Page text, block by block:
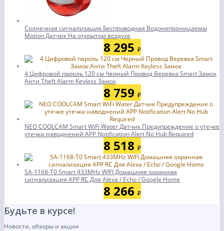
Солнечная сигнализация Беспроводная Водонепроницаемы
Motion Датчик На открытом воздухе
8 295 ₽
4 Цифровой пароль 120 см Черный Провод Веревка Smart Замок
Анти Theft Alarm Keyless Замок
8 759 ₽
NEO COOLCAM Smart WiFi Water Датчик Предупреждение о утечке
утечки наводнений APP Notification Alert No Hub Required
8 518 ₽
SA-1168-T0 Smart 433MHz WIFI Домашняя охранная
сигнализация APP RC Для Alexa / Echo / Google Home
8 266 ₽
Будьте в курсе!
Новости, обзоры и акции